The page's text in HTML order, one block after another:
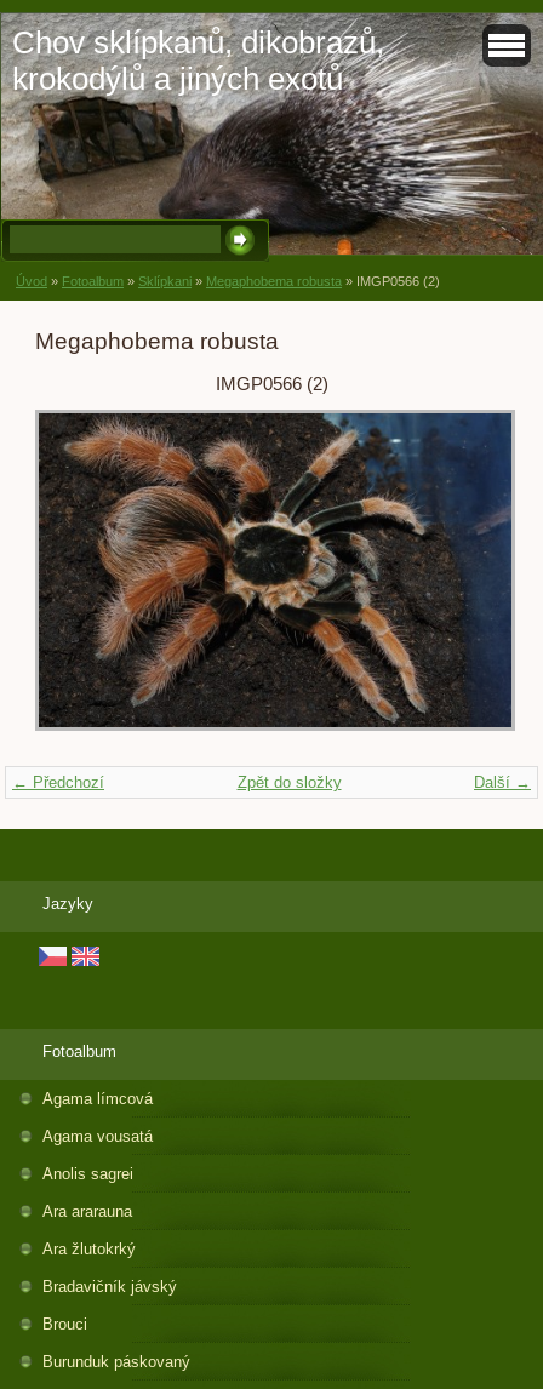
Chov sklípkanů, dikobrazů,
krokodýlů a jiných exotů
Úvod » Fotoalbum » Sklípkani » Megaphobema robusta » IMGP0566 (2)
Megaphobema robusta
IMGP0566 (2)
← Předchozí Další →
Zpět do složky
Jazyky
Fotoalbum
Agama límcová
Agama vousatá
Anolis sagrei
Ara ararauna
Ara žlutokrký
Bradavičník jávský
Brouci
Burunduk páskovaný